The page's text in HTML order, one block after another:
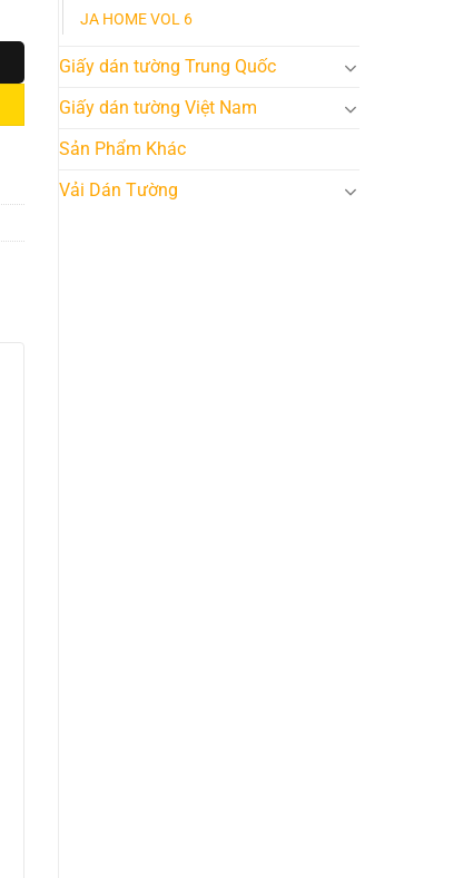
JA HOME VOL 6
Giấy dán tường Trung Quốc
Giấy dán tường Việt Nam
Sản Phẩm Khác
Vải Dán Tường